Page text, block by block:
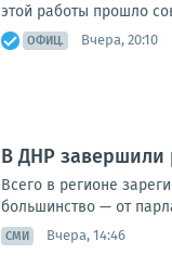
этой работы прошло
ОФИЦ. Вчера, 20:10
В ДНР завершили
Всего в регионе
большинство — от
СМИ Вчера, 14:46